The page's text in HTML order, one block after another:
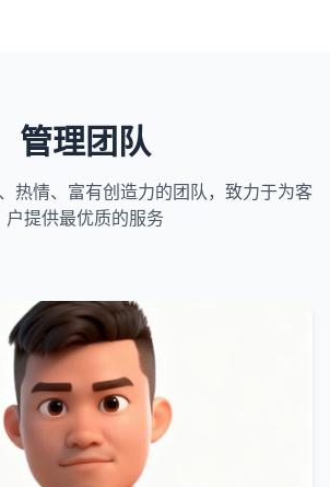
管理团队
热情、富有创造力的团队，致力于为客
户提供最优质的服务